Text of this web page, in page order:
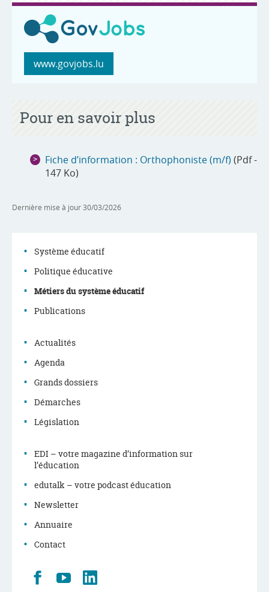
www.govjobs.lu
Pour en savoir plus
Fiche d’information : Orthophoniste (m/f) (Pdf -
147 Ko)
Dernière mise à jour30/03/2026
Menu
de
navigation
Système éducatif
Politique éducative
Métiers du système éducatif
Publications
Actualités
Agenda
Grands dossiers
Démarches
Législation
EDI – votre magazine d’information sur
l’éducation
edutalk – votre podcast éducation
Newsletter
Annuaire
Contact
Retrouvez
nous
Youtube